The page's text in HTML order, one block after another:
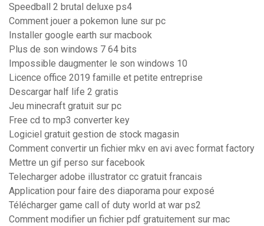
Speedball 2 brutal deluxe ps4
Comment jouer a pokemon lune sur pc
Installer google earth sur macbook
Plus de son windows 7 64 bits
Impossible daugmenter le son windows 10
Licence office 2019 famille et petite entreprise
Descargar half life 2 gratis
Jeu minecraft gratuit sur pc
Free cd to mp3 converter key
Logiciel gratuit gestion de stock magasin
Comment convertir un fichier mkv en avi avec format factory
Mettre un gif perso sur facebook
Telecharger adobe illustrator cc gratuit francais
Application pour faire des diaporama pour exposé
Télécharger game call of duty world at war ps2
Comment modifier un fichier pdf gratuitement sur mac